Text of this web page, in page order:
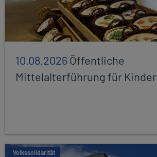
10.08.2026Öffentliche
Mittelalterführung für Kinder
Volkssolidarität